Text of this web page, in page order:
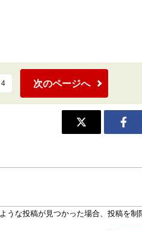
4 次のページへ